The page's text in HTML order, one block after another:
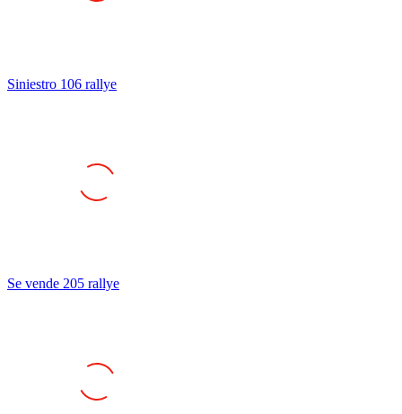
Siniestro 106 rallye
Se vende 205 rallye